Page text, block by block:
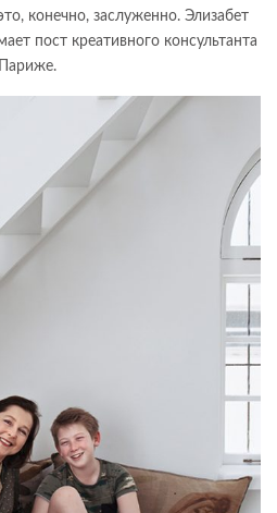
конечно, заслуженно. Элизабет
пост креативного консультанта